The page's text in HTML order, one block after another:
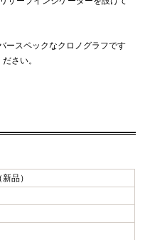
ースペックなクロノグラフです
さい。
品）